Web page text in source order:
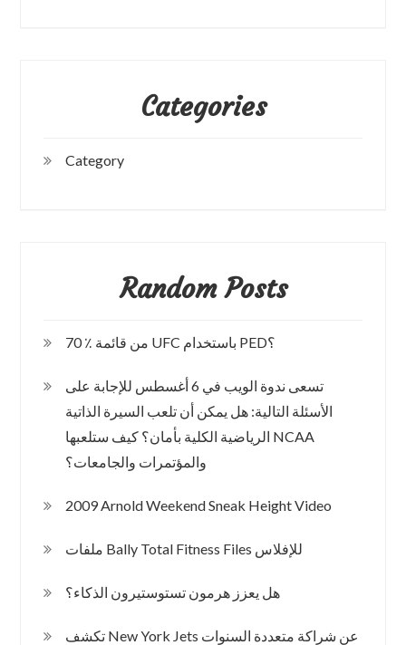
Categories
Category
Random Posts
70 ٪ من قائمة UFC باستخدام PED؟
تسعى ندوة الويب في 6 أغسطس للإجابة على
الأسئلة التالية: هل يمكن أن تلعب السيرة الذاتية
الرياضية الكلية بأمان؟ كيف ستلعبها NCAA
والمؤتمرات والجامعات؟
2009 Arnold Weekend Sneak Height Video
ملفات Bally Total Fitness Files للإفلاس
هل يعزز هرمون تستوستيرون الذكاء؟
تكشف New York Jets عن شراكة متعددة السنوات